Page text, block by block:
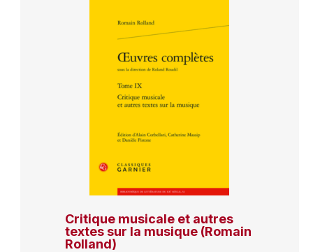
Critique musicale et autres
textes sur la musique (Romain
Rolland)